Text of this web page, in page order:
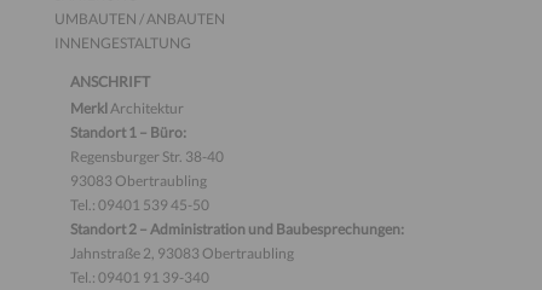
UMBAUTEN / ANBAUTEN
INNENGESTALTUNG
ANSCHRIFT
Merkl Architektur
Standort 1 – Büro:
Regensburger Str. 38-40
93083 Obertraubling
Tel.: 09401 539 45-50
Standort 2 – Administration und Baubesprechungen:
Jahnstraße 2, 93083 Obertraubling
Tel.: 09401 91 39-340